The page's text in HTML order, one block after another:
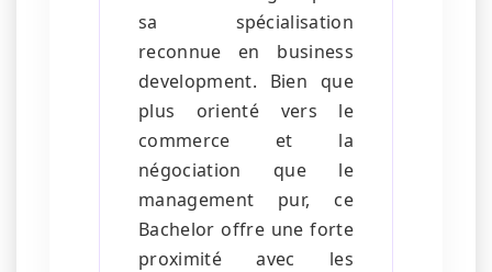
sa spécialisation
reconnue en business
development. Bien que
plus orienté vers le
commerce et la
négociation que le
management pur, ce
Bachelor offre une forte
proximité avec les